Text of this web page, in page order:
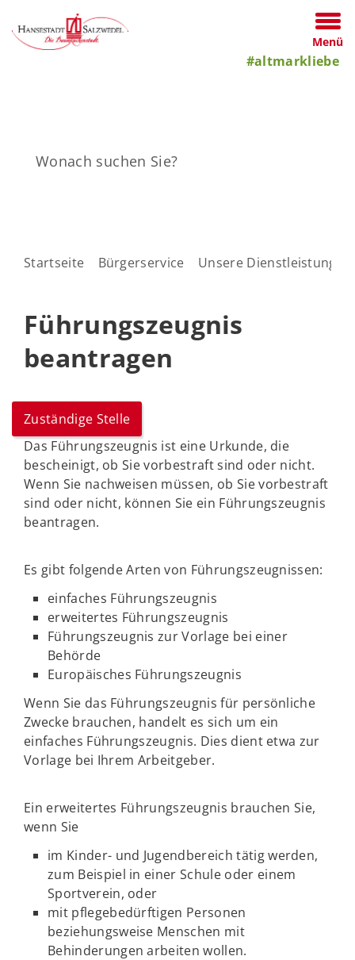
Menü
#altmarkliebe
Startseite Bürgerservice Unsere Dienstleistungen
Führungszeugnis
beantragen
Zuständige Stelle
Das Führungszeugnis ist eine Urkunde, die
bescheinigt, ob Sie vorbestraft sind oder nicht.
Wenn Sie nachweisen müssen, ob Sie vorbestraft
sind oder nicht, können Sie ein Führungszeugnis
beantragen.
Es gibt folgende Arten von Führungszeugnissen:
einfaches Führungszeugnis
erweitertes Führungszeugnis
Führungszeugnis zur Vorlage bei einer
Behörde
Europäisches Führungszeugnis
Wenn Sie das Führungszeugnis für persönliche
Zwecke brauchen, handelt es sich um ein
einfaches Führungszeugnis. Dies dient etwa zur
Vorlage bei Ihrem Arbeitgeber.
Ein erweitertes Führungszeugnis brauchen Sie,
wenn Sie
im Kinder- und Jugendbereich tätig werden,
zum Beispiel in einer Schule oder einem
Sportverein, oder
mit pflegebedürftigen Personen
beziehungsweise Menschen mit
Behinderungen arbeiten wollen.